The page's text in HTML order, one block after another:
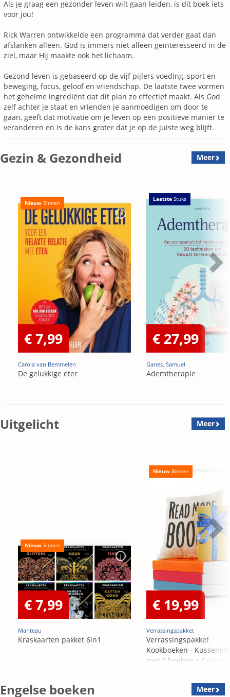
Als je graag een gezonder leven wilt gaan leiden, is dit boek iets
voor jou!
Rick Warren ontwikkelde een programma dat verder gaat dan
afslanken alleen. God is immers niet alleen geïnteresseerd in de
ziel, maar Hij maakte ook het lichaam.
Gezond leven is gebaseerd op de vijf pijlers voeding, sport en
beweging, focus, geloof en vriendschap. De laatste twee vormen
het geheime ingrediënt dat dit plan zo effectief maakt. Als God
zelf achter je staat en vrienden je aanmoedigen om door te
gaan, geeft dat motivatie om je leven op een positieve manier te
veranderen en is de kans groter dat je op de juiste weg blijft.
Gezin & Gezondheid Meer
Nieuw Binnen
€ 7,99
Carola van Bemmelen
De gelukkige eter
Laatste Stuks
€ 27,99
Ganes, Samuel
Ademtherapie
Uitgelicht Meer
Nieuw Binnen
€ 7,99
Manteau
Kraskaarten pakket 6in1
Nieuw Binnen
€ 19,99
Verrassingspakket
Verrassingspakket
Kookboeken -
met 3 boeken + Cadeau
Engelse boeken Meer